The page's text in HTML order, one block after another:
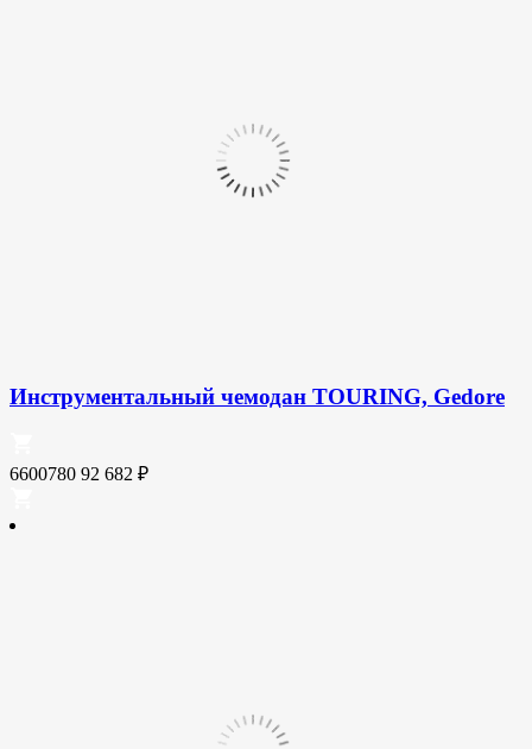
Инструментальный чемодан TOURING, Gedore
6600780 92 682 ₽